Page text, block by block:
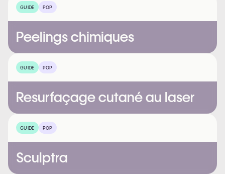
GUIDE POP
Peelings chimiques
GUIDE POP
Resurfaçage cutané au laser
GUIDE POP
Sculptra